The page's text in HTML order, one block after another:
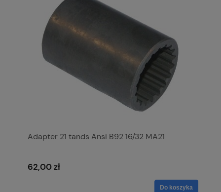
Adapter 21 tands Ansi B92 16/32 MA21
62,00 zł
Do koszyka